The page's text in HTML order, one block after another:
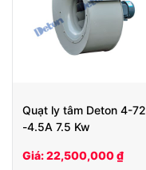
Quạt ly tâm Deton 4-72
-4.5A 7.5 Kw
Giá: 22,500,000 ₫